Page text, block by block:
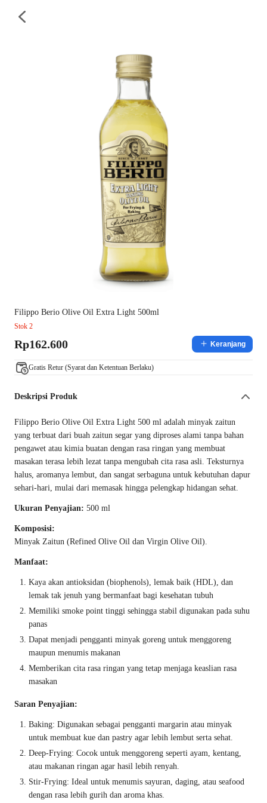
Filippo Berio Olive Oil Extra Light 500ml
Stok 2
Rp162.600 Keranjang
Gratis Retur (Syarat dan Ketentuan Berlaku)
Deskripsi Produk
Filippo Berio Olive Oil Extra Light 500 ml adalah minyak zaitun
yang terbuat dari buah zaitun segar yang diproses alami tanpa bahan
pengawet atau kimia buatan dengan rasa ringan yang membuat
masakan terasa lebih lezat tanpa mengubah cita rasa asli. Teksturnya
halus, aromanya lembut, dan sangat serbaguna untuk kebutuhan dapur
sehari-hari, mulai dari memasak hingga pelengkap hidangan sehat.
Ukuran Penyajian: 500 ml
Komposisi:
Minyak Zaitun (Refined Olive Oil dan Virgin Olive Oil).
Manfaat:
Kaya akan antioksidan (biophenols), lemak baik (HDL), dan
lemak tak jenuh yang bermanfaat bagi kesehatan tubuh
Memiliki smoke point tinggi sehingga stabil digunakan pada suhu
panas
Dapat menjadi pengganti minyak goreng untuk menggoreng
maupun menumis makanan
Memberikan cita rasa ringan yang tetap menjaga keaslian rasa
masakan
Saran Penyajian:
Baking: Digunakan sebagai pengganti margarin atau minyak
untuk membuat kue dan pastry agar lebih lembut serta sehat.
Deep-Frying: Cocok untuk menggoreng seperti ayam, kentang,
atau makanan ringan agar hasil lebih renyah.
Stir-Frying: Ideal untuk menumis sayuran, daging, atau seafood
dengan rasa lebih gurih dan aroma khas.